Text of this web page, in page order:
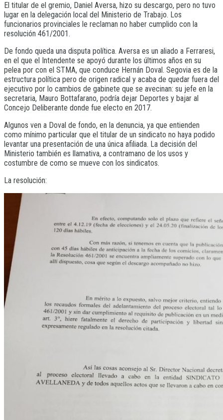
El titular de el gremio, Daniel Aversa, hizo su descargo, pero no tuvo
lugar en la delegación local del Ministerio de Trabajo. Los
funcionarios provinciales le reclaman no haber cumplido con la
resolución 461/2001.
De fondo queda una disputa política. Aversa es un aliado a Ferraresi,
en el que el Intendente se apoyó durante los últimos años en su
pelea por con el STMA, que conduce Hernán Doval. Segovia es de la
estructura política pero de origen radical y acaba de quedar fuera del
ejecutivo por lo cambios de gabinete que se avecinan: su jefe en la
secretaria, Mauro Bottafarano, podría dejar Deportes y bajar al
Concejo Deliberante donde fue electo en 2017.
Algunos ven a Doval de fondo, en la denuncia, ya que entienden
como mínimo particular que el titular de un sindicato no haya podido
levantar una presentación de una única afiliada. La decisión del
Ministerio también es llamativa, a contramano de los usos y
costumbre de como se mueve con los sindicatos.
La resolución: